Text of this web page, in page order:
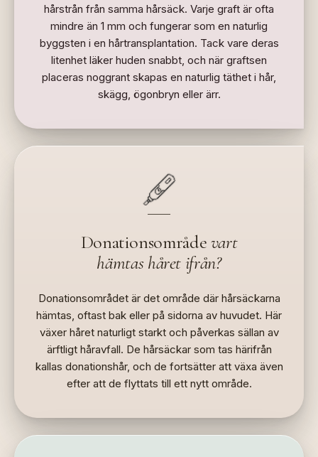
hårstrån från samma hårsäck. Varje graft är ofta
mindre än 1 mm och fungerar som en naturlig
byggsten i en hårtransplantation. Tack vare deras
litenhet läker huden snabbt, och när graftsen
placeras noggrant skapas en naturlig täthet i hår,
skägg, ögonbryn eller ärr.
Donationsområdevart
hämtas håret ifrån?
Donationsområdet är det område där hårsäckarna
hämtas, oftast bak eller på sidorna av huvudet. Här
växer håret naturligt starkt och påverkas sällan av
ärftligt håravfall. De hårsäckar som tas härifrån
kallas donationshår, och de fortsätter att växa även
efter att de flyttats till ett nytt område.